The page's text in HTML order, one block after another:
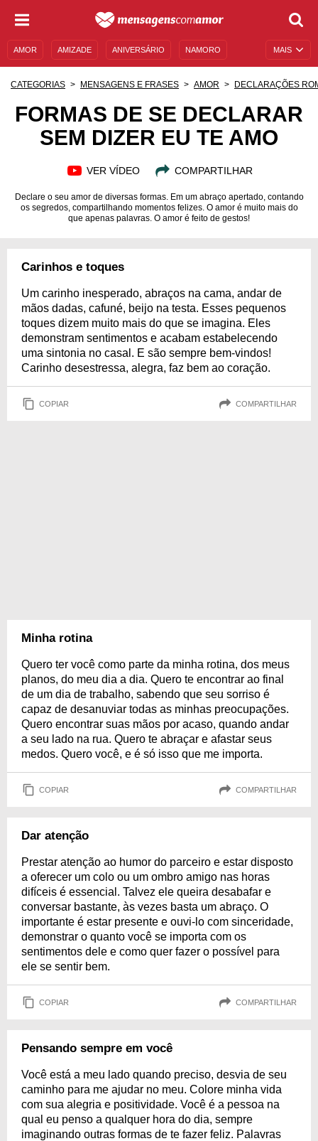
MAIS
AMOR AMIZADE ANIVERSÁRIO NAMORO
MENSAGENS E FRASES MENSAGENS DE ANIVERSÁRIO
CATEGORIAS MENSAGENS E FRASES AMOR DECLARAÇÕES
FORMAS DE SE DECLARAR
SEM DIZER EU TE AMO
VER VÍDEO COMPARTILHAR
Declare o seu amor de diversas formas. Em um abraço apertado, contando
os segredos, compartilhando momentos felizes. O amor é muito mais do
que apenas palavras. O amor é feito de gestos!
Carinhos e toques
Um carinho inesperado, abraços na cama, andar de
mãos dadas, cafuné, beijo na testa. Esses pequenos
toques dizem muito mais do que se imagina. Eles
demonstram sentimentos e acabam estabelecendo
uma sintonia no casal. E são sempre bem-vindos!
Carinho desestressa, alegra, faz bem ao coração.
COPIAR COMPARTILHAR
Minha rotina
Quero ter você como parte da minha rotina, dos meus
planos, do meu dia a dia. Quero te encontrar ao final
de um dia de trabalho, sabendo que seu sorriso é
capaz de desanuviar todas as minhas preocupações.
Quero encontrar suas mãos por acaso, quando andar
a seu lado na rua. Quero te abraçar e afastar seus
medos. Quero você, e é só isso que me importa.
COPIAR COMPARTILHAR
Dar atenção
Prestar atenção ao humor do parceiro e estar disposto
a oferecer um colo ou um ombro amigo nas horas
difíceis é essencial. Talvez ele queira desabafar e
conversar bastante, às vezes basta um abraço. O
importante é estar presente e ouvi-lo com sinceridade,
demonstrar o quanto você se importa com os
sentimentos dele e como quer fazer o possível para
ele se sentir bem.
COPIAR COMPARTILHAR
Pensando sempre em você
Você está a meu lado quando preciso, desvia de seu
caminho para me ajudar no meu. Colore minha vida
com sua alegria e positividade. Você é a pessoa na
qual eu penso a qualquer hora do dia, sempre
imaginando outras formas de te fazer feliz. Palavras